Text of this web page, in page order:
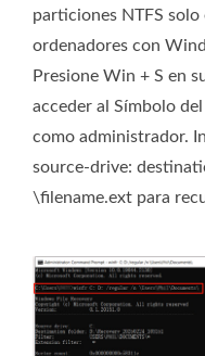
particiones NTFS
ordenadores con
Presione Win + S en
acceder al Símbolo
como administrador.
source-drive:
\filename.ext para